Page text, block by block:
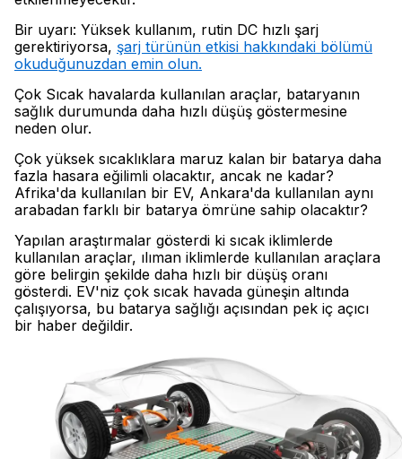
Bir uyarı: Yüksek kullanım, rutin DC hızlı şarj
gerektiriyorsa, şarj türünün etkisi hakkındaki bölümü
okuduğunuzdan emin olun.
Çok Sıcak havalarda kullanılan araçlar, bataryanın
sağlık durumunda daha hızlı düşüş göstermesine
neden olur.
Çok yüksek sıcaklıklara maruz kalan bir batarya daha
fazla hasara eğilimli olacaktır, ancak ne kadar?
Afrika'da kullanılan bir EV, Ankara'da kullanılan aynı
arabadan farklı bir batarya ömrüne sahip olacaktır?
Yapılan araştırmalar gösterdi ki sıcak iklimlerde
kullanılan araçlar, ılıman iklimlerde kullanılan araçlara
göre belirgin şekilde daha hızlı bir düşüş oranı
gösterdi. EV'niz çok sıcak havada güneşin altında
çalışıyorsa, bu batarya sağlığı açısından pek iç açıcı
bir haber değildir.